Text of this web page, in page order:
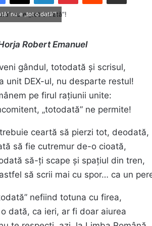
nu e „tot o dată”!
Robert Emanuel
gândul, totodată și scrisul,
unit DEX-ul, nu desparte restul!
pe firul rațiunii unite:
„totodată” ne permite!
ceartă să pierzi tot, deodată,
să fie cutremur de-o cioată,
să-ți scape și spațiul din tren,
să scrii mai cu spor… ca un
nefiind totuna cu firea,
dată, ca ieri, ar fi doar aiurea